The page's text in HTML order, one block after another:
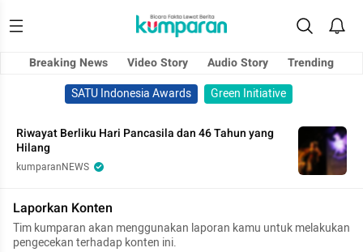
Breaking News Video Story Audio Story
Trending
SATU Indonesia Awards
Green Initiative
Riwayat Berliku Hari Pancasila dan 46 Tahun yang
Hilang
kumparanNEWS
Laporkan Konten
Tim kumparan akan menggunakan laporan kamu untuk melakukan
pengecekan terhadap konten ini.